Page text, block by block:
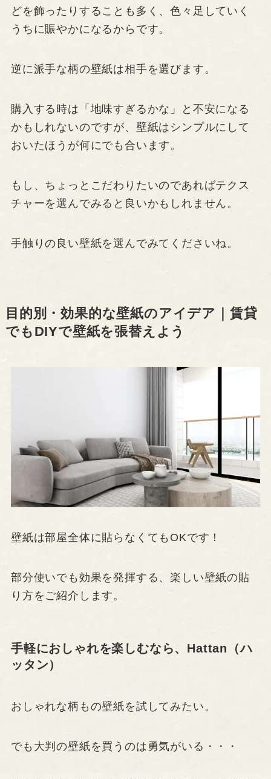
どを飾ったりすることも多く、色々足していく
うちに賑やかになるからです。
逆に派手な柄の壁紙は相手を選びます。
購入する時は「地味すぎるかな」と不安になる
かもしれないのですが、壁紙はシンプルにして
おいたほうが何にでも合います。
もし、ちょっとこだわりたいのであればテクス
チャーを選んでみると良いかもしれません。
手触りの良い壁紙を選んでみてくださいね。
目的別・効果的な壁紙のアイデア｜賃貸
でもDIYで壁紙を張替えよう
壁紙は部屋全体に貼らなくてもOKです！
部分使いでも効果を発揮する、楽しい壁紙の貼
り方をご紹介します。
手軽におしゃれを楽しむなら、Hattan（ハ
ッタン）
おしゃれな柄もの壁紙を試してみたい。
でも大判の壁紙を買うのは勇気がいる・・・